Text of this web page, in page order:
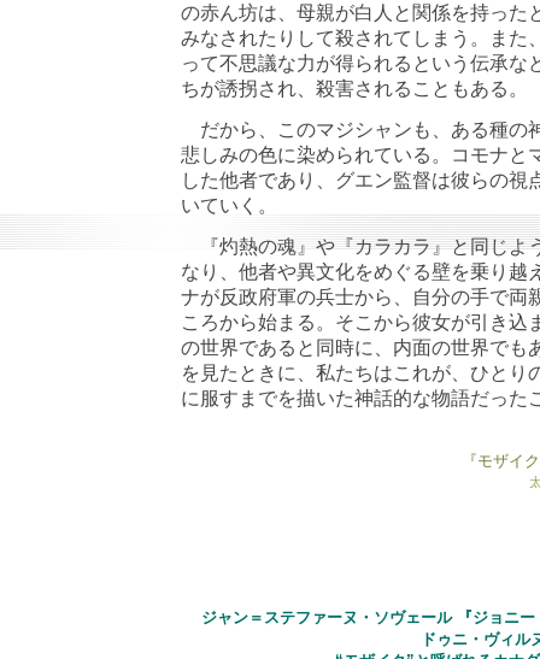
の赤ん坊は、母親が白人と関係を持った
みなされたりして殺されてしまう。また
って不思議な力が得られるという伝承な
ちが誘拐され、殺害されることもある。
だから、このマジシャンも、ある種の
悲しみの色に染められている。コモナと
した他者であり、グエン監督は彼らの視
いていく。
『灼熱の魂』や『カラカラ』と同じよ
なり、他者や異文化をめぐる壁を乗り越
ナが反政府軍の兵士から、自分の手で両
ころから始まる。そこから彼女が引き込
の世界であると同時に、内面の世界でも
を見たときに、私たちはこれが、ひとり
に服すまでを描いた神話的な物語だった
『モザイ
ジャン＝ステファーヌ・ソヴェール 『ジョニ
ドゥニ・ヴィル